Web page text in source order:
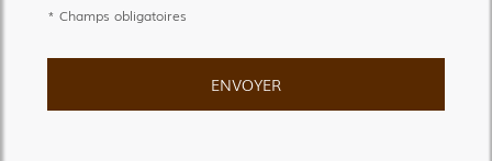
* Champs obligatoires